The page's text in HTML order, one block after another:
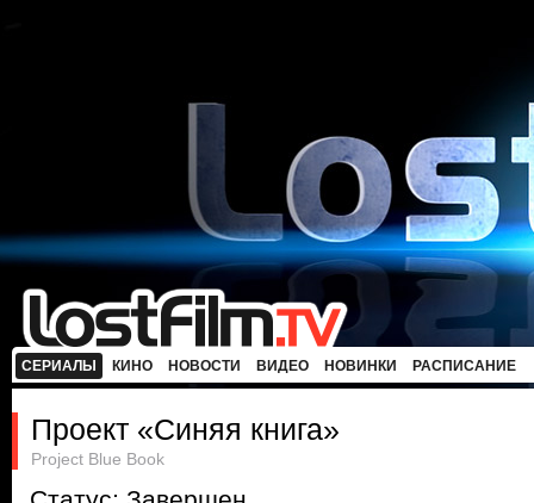
СЕРИАЛЫ КИНО НОВОСТИ ВИДЕО НОВИНКИ РАСПИСАНИЕ
Проект «Синяя книга»
Project Blue Book